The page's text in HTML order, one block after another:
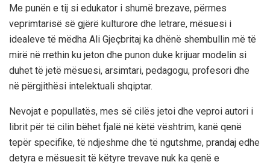
Me punën e tij si edukator i shumë brezave, përmes
veprimtarisë së gjërë kulturore dhe letrare, mësuesi i
idealeve të mëdha Ali Gjeçbritaj ka dhënë shembullin më të
mirë në rrethin ku jeton dhe punon duke krijuar modelin si
duhet të jetë mësuesi, arsimtari, pedagogu, profesori dhe
në përgjithësi intelektuali shqiptar.
Nevojat e popullatës, mes së cilës jetoi dhe veproi autori i
librit për të cilin bëhet fjalë në këtë vështrim, kanë qenë
tepër specifike, të ndjeshme dhe të ngutshme, prandaj edhe
detyra e mësuesit të këtyre trevave nuk ka qenë e